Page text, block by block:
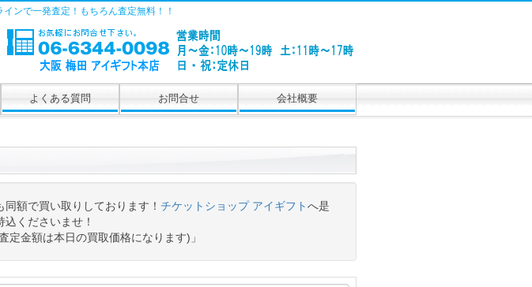
ンで一発査定！もちろん査定無料！！
よくある質問 お問合せ 会社概要
同額で買い取りしております！ チケットショップ アイギフトへ是
込くださいませ！
定金額は本日の買取価格になります)」